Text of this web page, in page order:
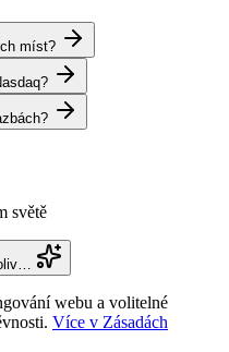
míst?
světě
webu a volitelné
Více v Zásadách